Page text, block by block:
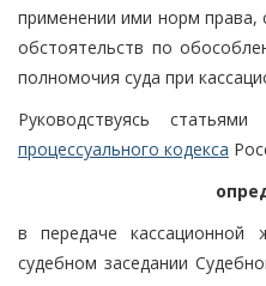
применении ими норм права,
обстоятельств по
полномочия суда при
Руководствуясь статьями
процессуального кодекса
в передаче
судебном заседании